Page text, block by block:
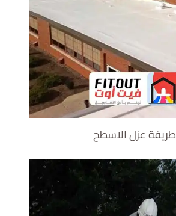
طريقة عزل الاسطح